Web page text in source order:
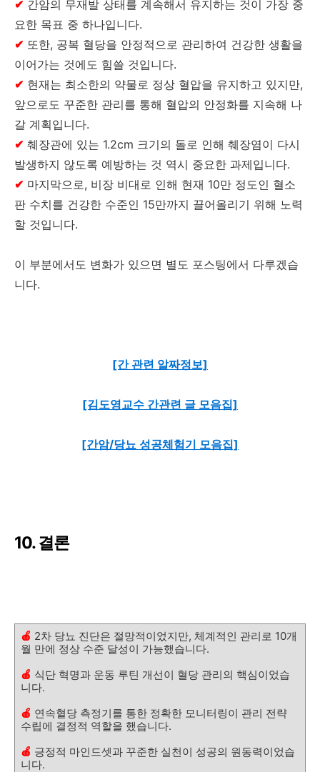
✔ 간암의 무재발 상태를 계속해서 유지하는 것이 가장 중
요한 목표 중 하나입니다.
✔ 또한, 공복 혈당을 안정적으로 관리하여 건강한 생활을
이어가는 것에도 힘쓸 것입니다.
✔ 현재는 최소한의 약물로 정상 혈압을 유지하고 있지만,
앞으로도 꾸준한 관리를 통해 혈압의 안정화를 지속해 나
갈 계획입니다.
✔ 췌장관에 있는 1.2cm 크기의 돌로 인해 췌장염이 다시
발생하지 않도록 예방하는 것 역시 중요한 과제입니다.
✔ 마지막으로, 비장 비대로 인해 현재 10만 정도인 혈소
판 수치를 건강한 수준인 15만까지 끌어올리기 위해 노력
할 것입니다.
이 부분에서도 변화가 있으면 별도 포스팅에서 다루겠습
니다.
[간 관련 알짜정보]
[김도영교수 간관련 글 모음집]
[간암/당뇨 성공체험기 모음집]
10. 결론
🍎 2차 당뇨 진단은 절망적이었지만, 체계적인 관리로 10개
월 만에 정상 수준 달성이 가능했습니다.
🍎 식단 혁명과 운동 루틴 개선이 혈당 관리의 핵심이었습
니다.
🍎 연속혈당 측정기를 통한 정확한 모니터링이 관리 전략
수립에 결정적 역할을 했습니다.
🍎 긍정적 마인드셋과 꾸준한 실천이 성공의 원동력이었습
니다.